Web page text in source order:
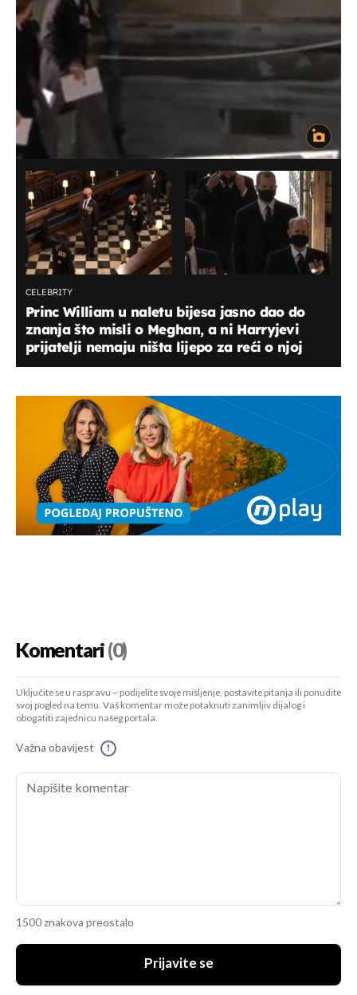
CELEBRITY
Princ William u naletu bijesa jasno dao do
znanja što misli o Meghan, a ni Harryjevi
prijatelji nemaju ništa lijepo za reći o njoj
Komentari(0)
Uključite se u raspravu – podijelite svoje mišljenje, postavite pitanja ili ponudite
svoj pogled na temu. Vaš komentar može potaknuti zanimljiv dijalog i
obogatiti zajednicu našeg portala.
Važna obavijest !
1500 znakova preostalo
Prijavite se